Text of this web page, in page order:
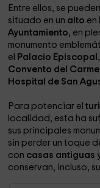
Entre ellos, se
situado en un alto en
Ayuntamiento, en
monumento
el
Palacio Episcopal,
Convento del
Hospital de San
Para potenciar el
localidad, esta ha
sus principales
sin perder un toque
con casas antiguas
conservan, incluso, su